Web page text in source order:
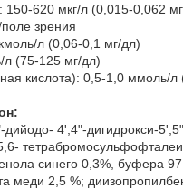
150-620 мкг/л (0,015-0,062
зрения
л (0,06-0,1 мг/дл)
(75-125 мг/дл)
кислота): 0,5-1,0 ммоль/л
дийодо- 4',4"-дигидрокси-
синего 0,3%, буфера
меди 2,5 %;